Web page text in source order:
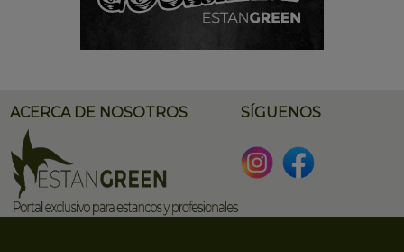
ACERCA DE NOSOTROS SÍGUENOS